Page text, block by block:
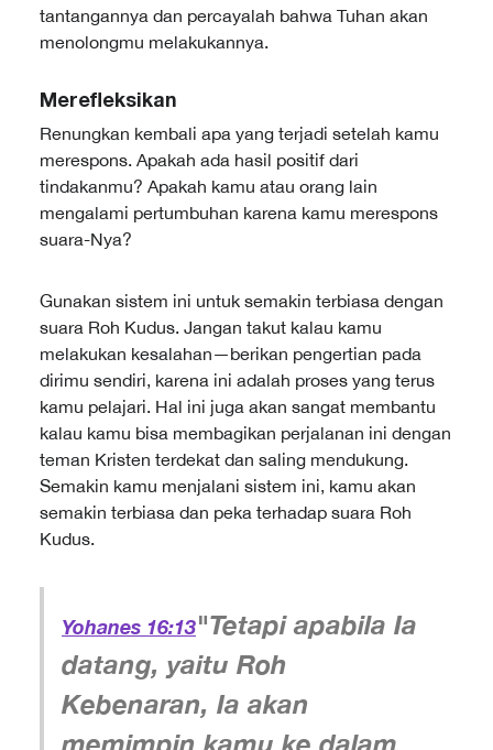
tantangannya dan percayalah bahwa Tuhan akan
menolongmu melakukannya.
Merefleksikan
Renungkan kembali apa yang terjadi setelah kamu
merespons. Apakah ada hasil positif dari
tindakanmu? Apakah kamu atau orang lain
mengalami pertumbuhan karena kamu merespons
suara-Nya?
Gunakan sistem ini untuk semakin terbiasa dengan
suara Roh Kudus. Jangan takut kalau kamu
melakukan kesalahan—berikan pengertian pada
dirimu sendiri, karena ini adalah proses yang terus
kamu pelajari. Hal ini juga akan sangat membantu
kalau kamu bisa membagikan perjalanan ini dengan
teman Kristen terdekat dan saling mendukung.
Semakin kamu menjalani sistem ini, kamu akan
semakin terbiasa dan peka terhadap suara Roh
Kudus.
Yohanes 16:13"Tetapi apabila Ia
datang, yaitu Roh
Kebenaran, Ia akan
memimpin kamu ke dalam